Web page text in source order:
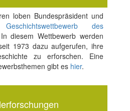
loben Bundespräsident und
Geschichtswettbewerb des
diesem Wettbewerb werden
1973 dazu aufgerufen, ihre
zu erforschen. Eine
gibt es hier.